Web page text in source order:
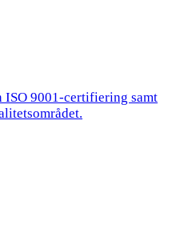
ISO 9001-certifiering samt